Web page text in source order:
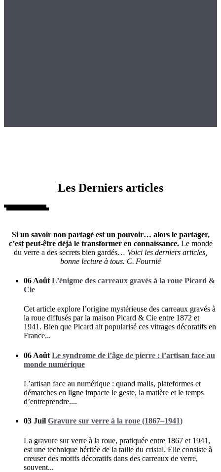
Les Derniers articles
Si un savoir non partagé est un pouvoir… alors le partager,
c’est peut‑être déjà le transformer en connaissance. Le monde
du verre a des secrets bien gardés… Voici les derniers articles,
bonne lecture à tous. C. Fournié
06 Août L’énigme des carreaux gravés à la roue Picard &
Cie
Cet article explore l’origine mystérieuse des carreaux gravés à
la roue diffusés par la maison Picard & Cie entre 1872 et
1941. Bien que Picard ait popularisé ces vitrages décoratifs en
France...
06 Août Le syndrome de l’âge de pierre : l’artisan face au
monde numérique
L’artisan face au numérique : quand mails, plateformes et
démarches en ligne impacte le geste, la matière et le temps
d’entreprendre....
03 Juil Gravure sur verre à la roue (1867–1941)
La gravure sur verre à la roue, pratiquée entre 1867 et 1941,
est une technique héritée de la taille du cristal. Elle consiste à
creuser des motifs décoratifs dans des carreaux de verre,
souvent...